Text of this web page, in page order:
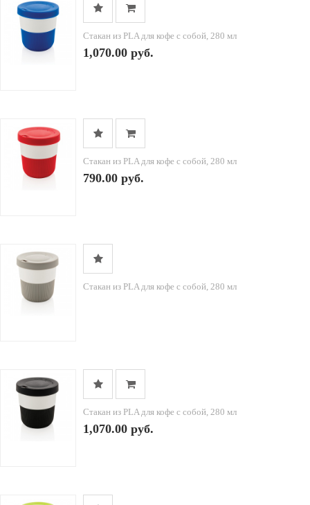
Стакан из PLA для кофе с собой, 280 мл
1,070.00 руб.
Стакан из PLA для кофе с собой, 280 мл
790.00 руб.
Стакан из PLA для кофе с собой, 280 мл
Стакан из PLA для кофе с собой, 280 мл
1,070.00 руб.